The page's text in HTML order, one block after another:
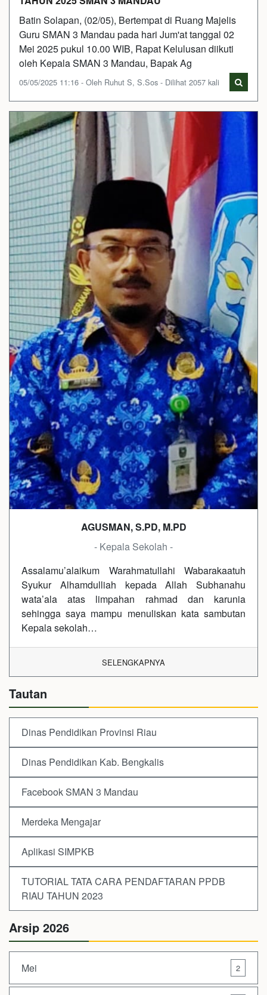
Batin Solapan, (02/05), Bertempat di Ruang Majelis
Guru SMAN 3 Mandau pada hari Jum'at tanggal 02
Mei 2025 pukul 10.00 WIB, Rapat Kelulusan diikuti
oleh Kepala SMAN 3 Mandau, Bapak Ag
05/05/2025 11:16 - Oleh Ruhut S, S.Sos - Dilihat 2057 kali
AGUSMAN, S.PD, M.PD
- Kepala Sekolah -
Assalamu’alaikum Warahmatullahi Wabarakaatuh
Syukur Alhamdulliah kepada Allah Subhanahu
wata’ala atas limpahan rahmad dan karunia
sehingga saya mampu menuliskan kata sambutan
Kepala sekolah…
SELENGKAPNYA
Tautan
Dinas Pendidikan Provinsi Riau
Dinas Pendidikan Kab. Bengkalis
Facebook SMAN 3 Mandau
Merdeka Mengajar
Aplikasi SIMPKB
TUTORIAL TATA CARA PENDAFTARAN PPDB
RIAU TAHUN 2023
Arsip 2026
Mei 2